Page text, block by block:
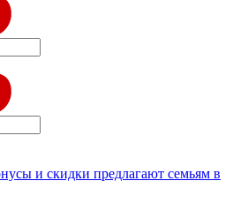
и скидки предлагают семьям в